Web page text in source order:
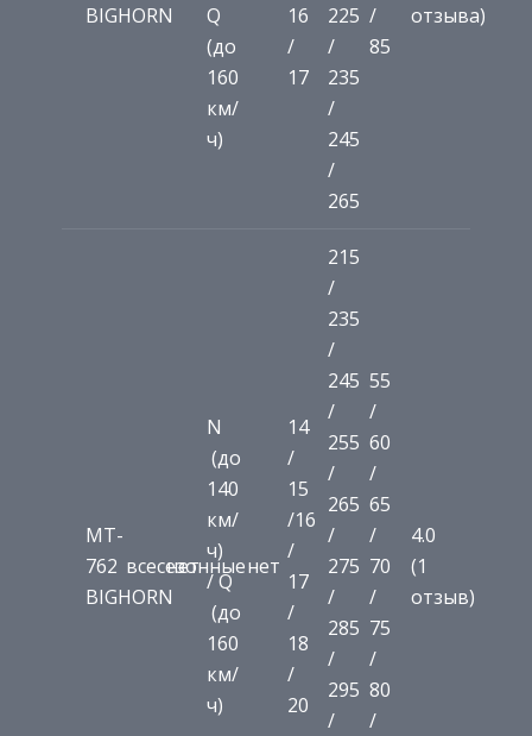
BIGHORN
Q
(до
160
км/
ч)
16
/
17
225
/
235
/
245
/
265
/
85
отзыва)
MT-
762
BIGHORN
всесезонные
нет
N
(до
140
км/
ч)
/ Q
(до
160
км/
ч)
нет
14
/
15
/16
/
17
/
18
/
20
215
/
235
/
245
/
255
/
265
/
275
/
285
/
295
/
55
/
60
/
65
/
70
/
75
/
80
/
4.0
(1
отзыв)